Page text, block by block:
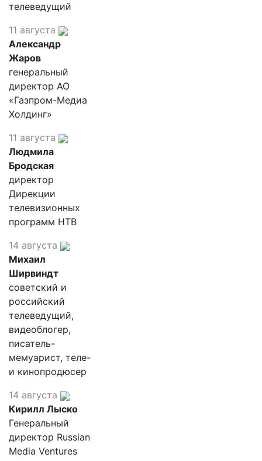
телеведущий
11 августа
Александр
Жаров
генеральный
директор АО
«Газпром-Медиа
Холдинг»
11 августа
Людмила
Бродская
директор
Дирекции
телевизионных
программ НТВ
14 августа
Михаил
Ширвиндт
советский и
российский
телеведущий,
видеоблогер,
писатель-
мемуарист, теле-
и кинопродюсер
14 августа
Кирилл Лыско
Генеральный
директор Russian
Media Ventures